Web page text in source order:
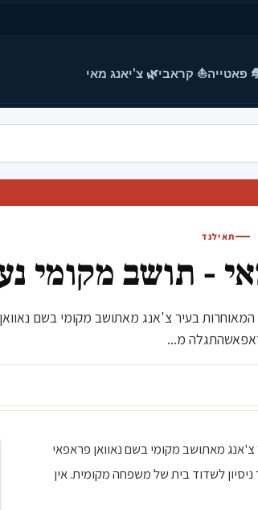
פאטייה⛵ קראבי🌿 צ'יאנג מאי
תאילנד
- תושב מקומי
מקומי נעצר ב-15 במאי 2025, בשעות הלילה המאוחרות בעיר צ'אנג
מ...
בשעות הלילה המאוחרות בעיר צ'אנג מאתושב מקומי בשם נאוואן פראפאי
לשדוד בית של משפחה מקומית. אין